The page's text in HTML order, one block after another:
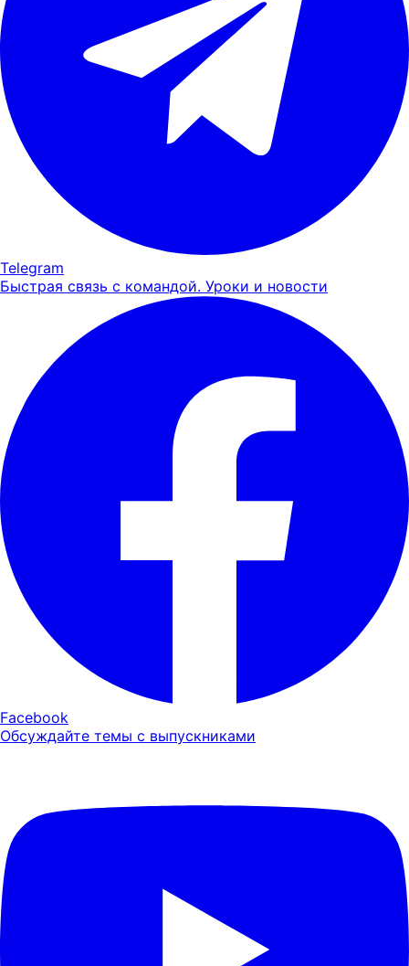
Telegram
Быстрая связь с командой. Уроки и новости
Facebook
Обсуждайте темы с выпускниками